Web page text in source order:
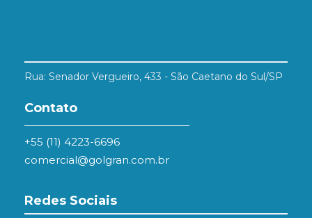
Rua: Senador Vergueiro, 433 - São Caetano do Sul/SP
Contato
+55 (11) 4223-6696
comercial@golgran.com.br
Redes Sociais